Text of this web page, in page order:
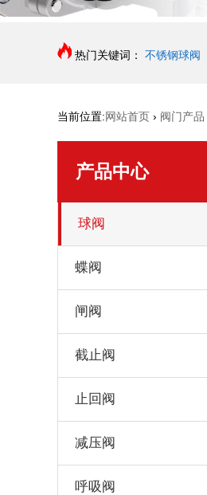
热门关键词： 不锈钢球阀
当前位置:网站首页 › 阀门产品
产品中心
球阀
蝶阀
闸阀
截止阀
止回阀
减压阀
呼吸阀